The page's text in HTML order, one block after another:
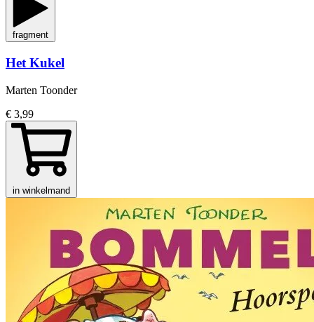
fragment
Het Kukel
Marten Toonder
€ 3,99
in winkelmand